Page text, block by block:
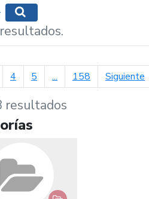
Mostrar opciones de búsqueda
4 5 ... 158 Siguiente
resultados